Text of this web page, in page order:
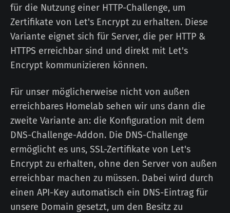
für die Nutzung einer HTTP-Challenge, um
Zertifikate von Let's Encrypt zu erhalten. Diese
Variante eignet sich für Server, die per HTTP &
HTTPS erreichbar sind und direkt mit Let's
Encrypt kommunizieren können.
Für unser möglicherweise nicht von außen
erreichbares Homelab sehen wir uns dann die
zweite Variante an: die Konfiguration mit dem
DNS-Challenge-Addon. Die DNS-Challenge
ermöglicht es uns, SSL-Zertifikate von Let's
Encrypt zu erhalten, ohne den Server von außen
erreichbar machen zu müssen. Dabei wird durch
einen API-Key automatisch ein DNS-Eintrag für
unsere Domain gesetzt, um den Besitz zu